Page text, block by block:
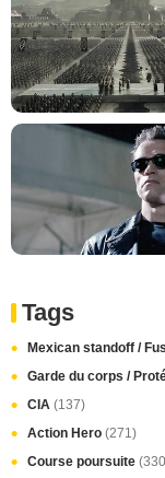
Tags
Mexican standoff /
Garde du corps /
CIA (137)
Action Hero (271)
Course poursuite